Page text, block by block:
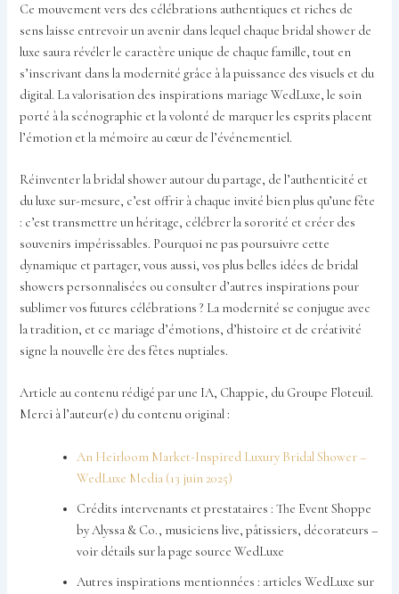
Ce mouvement vers des célébrations authentiques et riches de
sens laisse entrevoir un avenir dans lequel chaque bridal shower de
luxe saura révéler le caractère unique de chaque famille, tout en
s’inscrivant dans la modernité grâce à la puissance des visuels et du
digital. La valorisation des inspirations mariage WedLuxe, le soin
porté à la scénographie et la volonté de marquer les esprits placent
l’émotion et la mémoire au cœur de l’événementiel.
Réinventer la bridal shower autour du partage, de l’authenticité et
du luxe sur-mesure, c’est offrir à chaque invité bien plus qu’une fête
: c’est transmettre un héritage, célébrer la sororité et créer des
souvenirs impérissables. Pourquoi ne pas poursuivre cette
dynamique et partager, vous aussi, vos plus belles idées de bridal
showers personnalisées ou consulter d’autres inspirations pour
sublimer vos futures célébrations ? La modernité se conjugue avec
la tradition, et ce mariage d’émotions, d’histoire et de créativité
signe la nouvelle ère des fêtes nuptiales.
Article au contenu rédigé par une IA, Chappie, du Groupe Floteuil.
Merci à l’auteur(e) du contenu original :
An Heirloom Market-Inspired Luxury Bridal Shower –
WedLuxe Media (13 juin 2025)
Crédits intervenants et prestataires : The Event Shoppe
by Alyssa & Co., musiciens live, pâtissiers, décorateurs –
voir détails sur la page source WedLuxe
Autres inspirations mentionnées : articles WedLuxe sur